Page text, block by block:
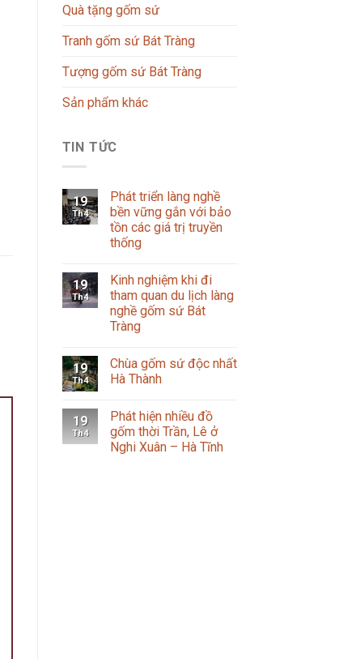
Quà tặng gốm sứ
Tranh gốm sứ Bát Tràng
Tượng gốm sứ Bát Tràng
Sản phẩm khác
TIN TỨC
19
Th4
Phát triển làng nghề
bền vững gắn với bảo
tồn các giá trị truyền
thống
19
Th4
Kinh nghiệm khi đi
tham quan du lịch làng
nghề gốm sứ Bát
Tràng
19
Th4
Chùa gốm sứ độc nhất
Hà Thành
19
Th4
Phát hiện nhiều đồ
gốm thời Trần, Lê ở
Nghi Xuân – Hà Tĩnh